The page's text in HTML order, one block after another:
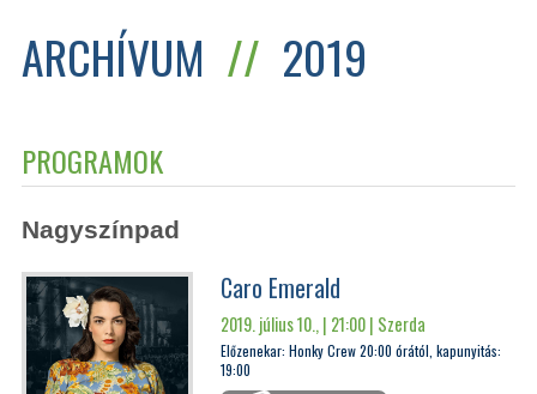
ARCHÍVUM // 2019
PROGRAMOK
Nagyszínpad
Caro Emerald
2019. július 10., | 21:00 | Szerda
Előzenekar: Honky Crew 20:00 órától, kapunyitás:
19:00